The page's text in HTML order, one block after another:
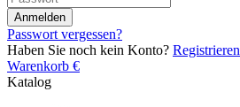
Passwort vergessen?
Haben Sie noch kein Konto? Registrieren
Warenkorb €
Katalog